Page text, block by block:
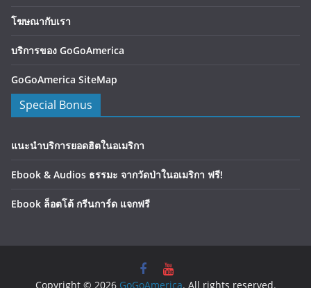
โฆษณากับเรา
บริการของ GoGoAmerica
GoGoAmerica SiteMap
Special Bonus
แนะนำบริการยอดฮิตในอเมริกา
Ebook & Audios ธรรมะ จากวัดป่าในอเมริกา ฟรี!
Ebook ล็อตโต้ กรีนการ์ด แจกฟรี
Copyright © 2026 GoGoAmerica. All rights reserved.